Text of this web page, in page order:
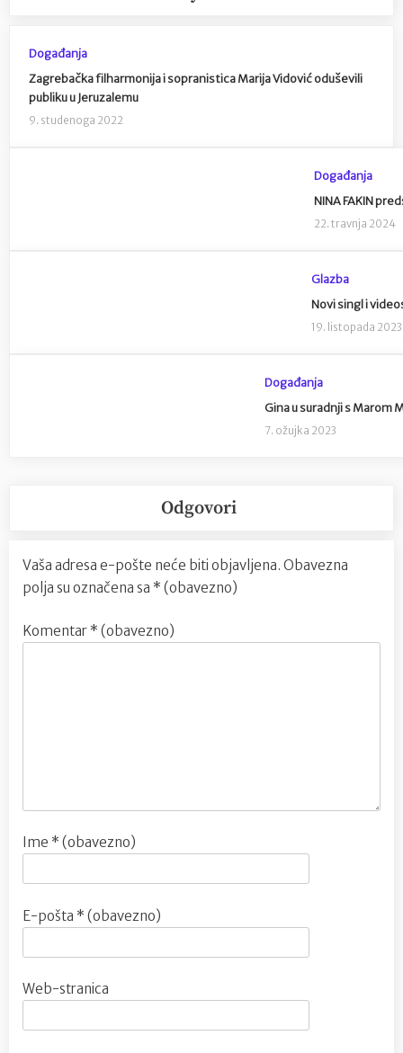
Događanja
Zagrebačka filharmonija i sopranistica Marija Vidović oduševili
publiku u Jeruzalemu
9. studenoga 2022
Događanja
NINA FAKIN
22. travnja 2024
Glazba
Novi singl i
19. listopada 2023
Događanja
Gina u suradnji s Marom
7. ožujka 2023
Odgovori
Vaša adresa e-pošte neće biti objavljena. Obavezna
polja su označena sa * (obavezno)
Komentar * (obavezno)
Ime * (obavezno)
E-pošta * (obavezno)
Web-stranica